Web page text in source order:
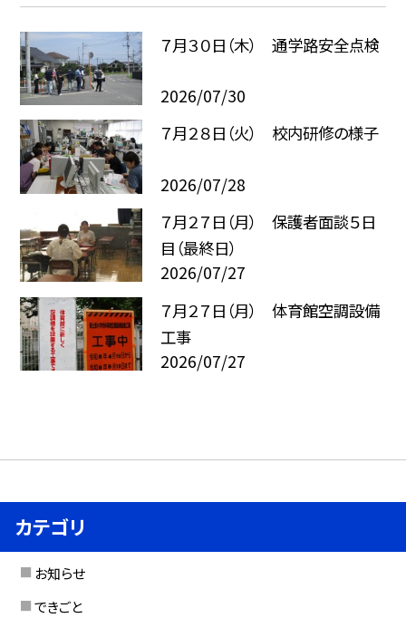
７月３０日（木） 通学路安全点検
2026/07/30
７月２８日（火） 校内研修の様子
2026/07/28
７月２７日（月） 保護者面談５日
目（最終日）
2026/07/27
７月２７日（月） 体育館空調設備
工事
2026/07/27
カテゴリ
お知らせ
できごと